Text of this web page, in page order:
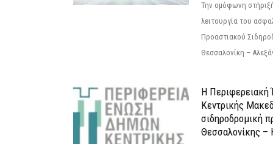
Την ομόφωνη
λειτουργία του
Προαστιακού
Θεσσαλονίκη –
Η
Κεντρικής
σιδηροδρομική
Θεσσαλονίκης –